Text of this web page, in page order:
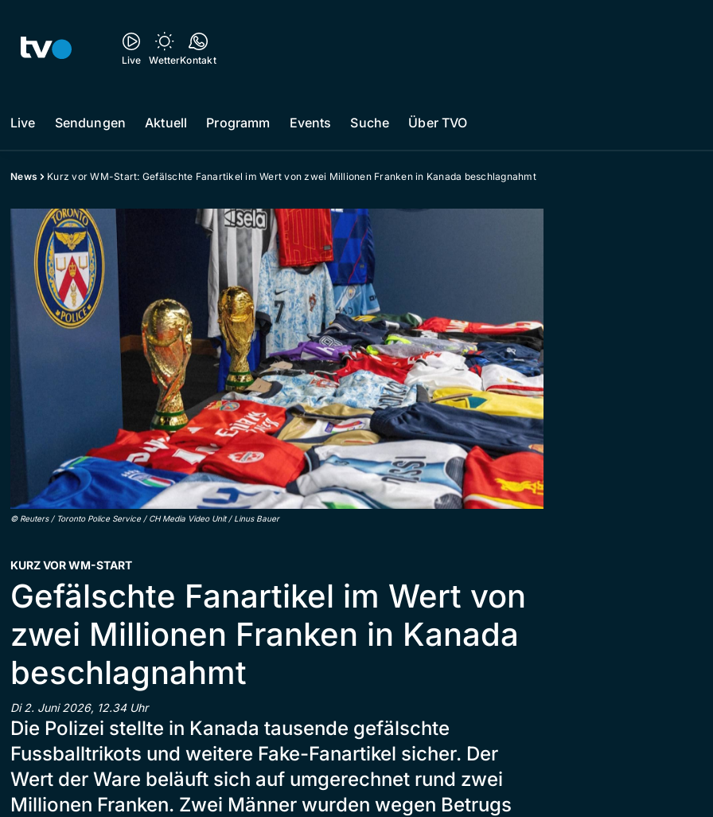
Live WetterKontakt
Live Sendungen Aktuell Programm Events Suche Über TVO
News Kurz vor WM-Start: Gefälschte Fanartikel im Wert von zwei Millionen Franken in Kanada beschlagnahmt
© Reuters / Toronto Police Service / CH Media Video Unit / Linus Bauer
KURZ VOR WM-START
Gefälschte Fanartikel im Wert von
zwei Millionen Franken in Kanada
beschlagnahmt
Di 2. Juni 2026, 12.34 Uhr
Die Polizei stellte in Kanada tausende gefälschte
Fussballtrikots und weitere Fake-Fanartikel sicher. Der
Wert der Ware beläuft sich auf umgerechnet rund zwei
Millionen Franken. Zwei Männer wurden wegen Betrugs